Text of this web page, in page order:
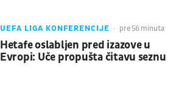
UEFA LIGA KONFERENCIJE pre 56 minuta
Hetafe oslabljen pred izazove u
Evropi: Uče propušta čitavu seznu